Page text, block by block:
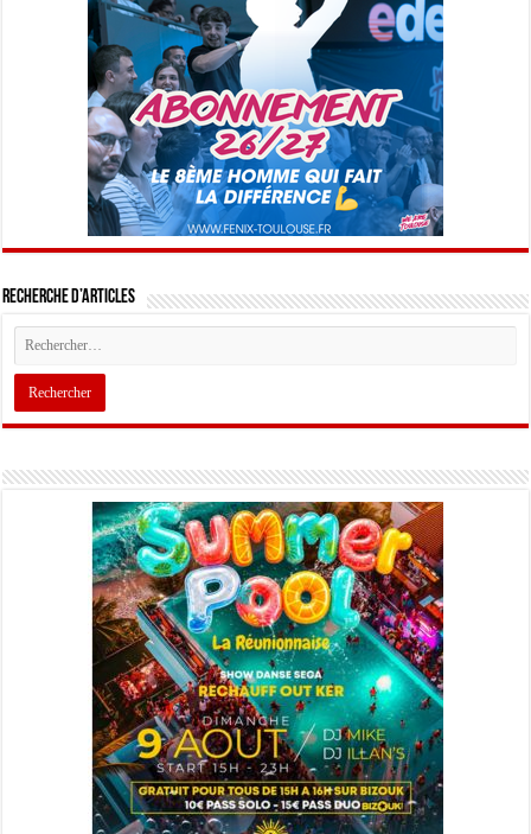
Recherche d’articles